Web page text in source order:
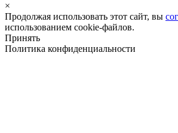
×
Продолжая использовать этот сайт, вы
использованием cookie-файлов.
Принять
Политика конфиденциальности